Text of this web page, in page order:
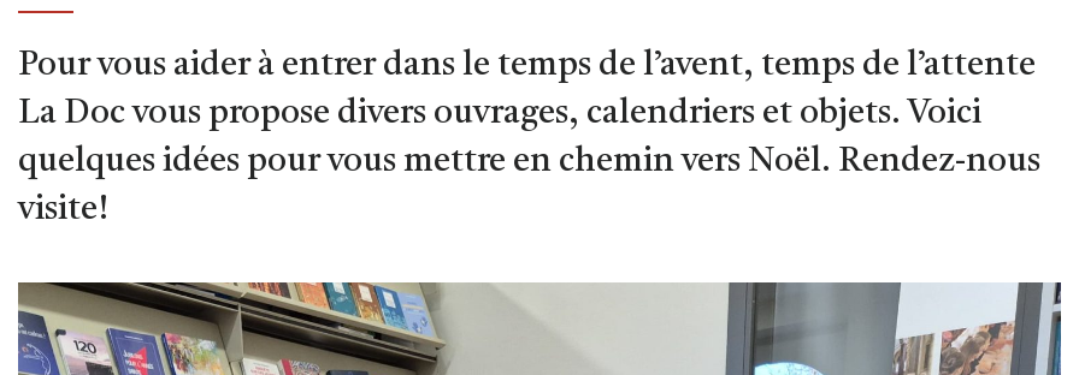
Pour vous aider à entrer dans le temps de l’avent, temps de l’attente
La Doc vous propose divers ouvrages, calendriers et objets. Voici
quelques idées pour vous mettre en chemin vers Noël. Rendez-nous
visite!